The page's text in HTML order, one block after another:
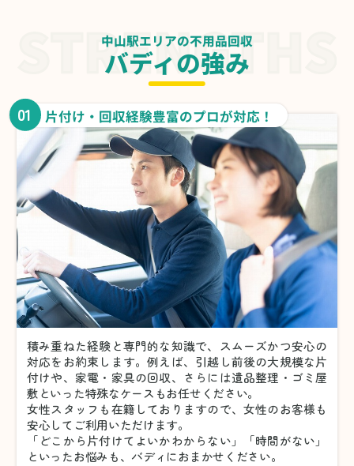
中山駅エリアの不用品回収
バディの強み
01 片付け・回収経験豊富のプロが対応！
積み重ねた経験と専門的な知識で、スムーズかつ安心の
対応をお約束します。例えば、引越し前後の大規模な片
付けや、家電・家具の回収、さらには遺品整理・ゴミ屋
敷といった特殊なケースもお任せください。
女性スタッフも在籍しておりますので、女性のお客様も
安心してご利用いただけます。
「どこから片付けてよいかわからない」「時間がない」
といったお悩みも、バディにおまかせください。